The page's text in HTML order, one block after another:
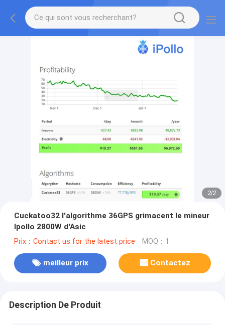
2/2
Cuckatoo32 l'algorithme 36GPS grimacent le mineur
Ipollo 2800W d'Asic
Prix：Contact us for the latest price MOQ：1
meilleur prix Contactez
Description De Produit